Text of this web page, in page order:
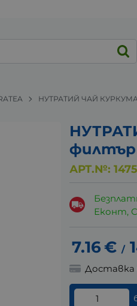
НУТРАТИЙ ЧАЙ
филтър
АРТ.№:
Еконт,
7.16€ /
Доставка